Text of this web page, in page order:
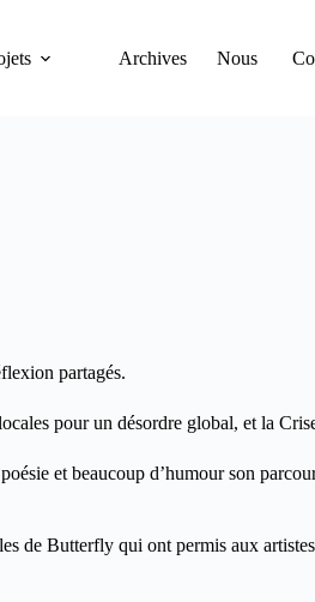
Archives Nous
partagés.
pour un désordre global, et la
et beaucoup d’humour son
de Butterfly qui ont permis aux